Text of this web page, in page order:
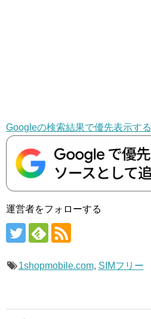
Googleの検索結果で優先表示する
運営者をフォローする
1shopmobile.com, SIMフリー